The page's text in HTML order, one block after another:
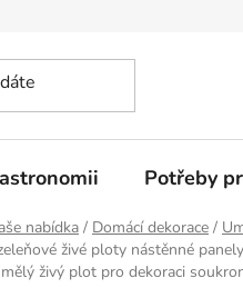
Potřeby
nabídka / Domácí dekorace /
živé ploty nástěnné
živý plot pro dekoraci